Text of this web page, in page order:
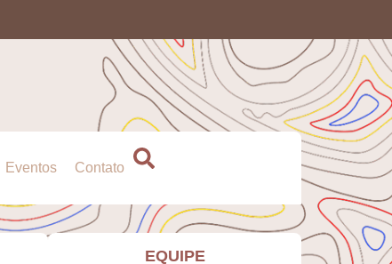
Eventos Contato
EQUIPE